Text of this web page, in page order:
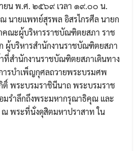
ยน พ.ศ. ๒๕๖๙ เวลา ๑๙.๐๐ น.
นายแพทย์สุรพล อิสรไกรศีล นายก
ณะผู้บริหารราชบัณฑิตยสภา ราช
บริหารสำนักงานราชบัณฑิตยสภา
ที่สำนักงานราชบัณฑิตยสภาเดินทาง
ารบำเพ็ญกุศลถวายพระบรมศพ
ติ์ พระบรมราชินีนาถ พระบรมราช
รำลึกถึงพระมหากรุณาธิคุณ และ
ณ พระที่นั่งดุสิตมหาปราสาท ใน